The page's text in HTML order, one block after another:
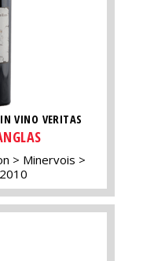
VINO VERITAS
Minervois
2010